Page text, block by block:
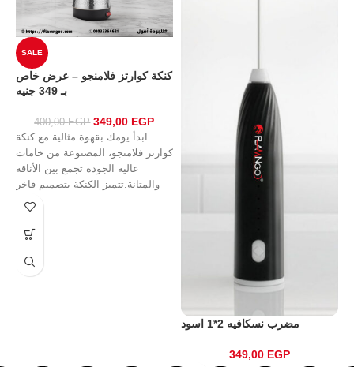
SALE
كنكة كوارتز فلامنجو – عرض خاص
بـ 349 جنيه
400,00EGP 349,00 EGP
ابدأ يومك بقهوة مثالية مع كنكة
كوارتز فلامنجو، المصنوعة من خامات
عالية الجودة تجمع بين الأناقة
والمتانة.تتميز الكنكة بتصميم فاخر
مضرب نسكافيه 2*1 اسود
349,00 EGP